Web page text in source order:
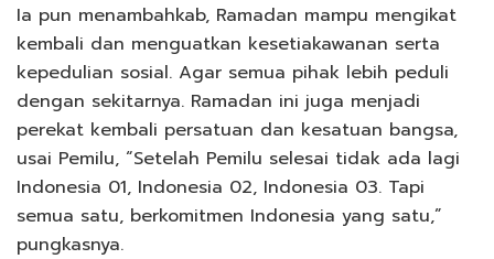
Ia pun menambahkab, Ramadan mampu mengikat
kembali dan menguatkan kesetiakawanan serta
kepedulian sosial. Agar semua pihak lebih peduli
dengan sekitarnya. Ramadan ini juga menjadi
perekat kembali persatuan dan kesatuan bangsa,
usai Pemilu, “Setelah Pemilu selesai tidak ada lagi
Indonesia 01, Indonesia 02, Indonesia 03. Tapi
semua satu, berkomitmen Indonesia yang satu,”
pungkasnya.